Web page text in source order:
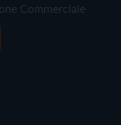
Commerciale